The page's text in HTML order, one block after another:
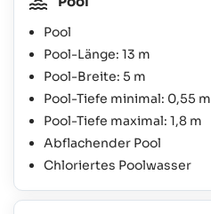
Pool
Pool-Länge: 13 m
Pool-Breite: 5 m
Pool-Tiefe minimal: 0,55 m
Pool-Tiefe maximal: 1,8 m
Abflachender Pool
Chloriertes Poolwasser